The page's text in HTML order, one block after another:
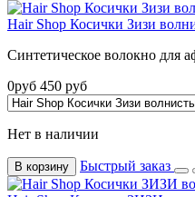
Hair Shop Косички Зизи
Синтетическое волокно для
0руб 450 руб
Нет в наличии
В корзину Быстрый заказ